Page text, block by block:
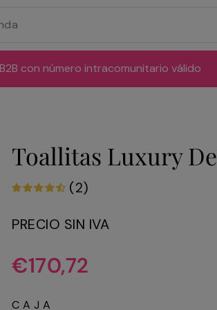
con número intracomunitario válido
Toallitas Luxury
(2)
PRECIO SIN IVA
Precio
habitual
€170,72
CAJA